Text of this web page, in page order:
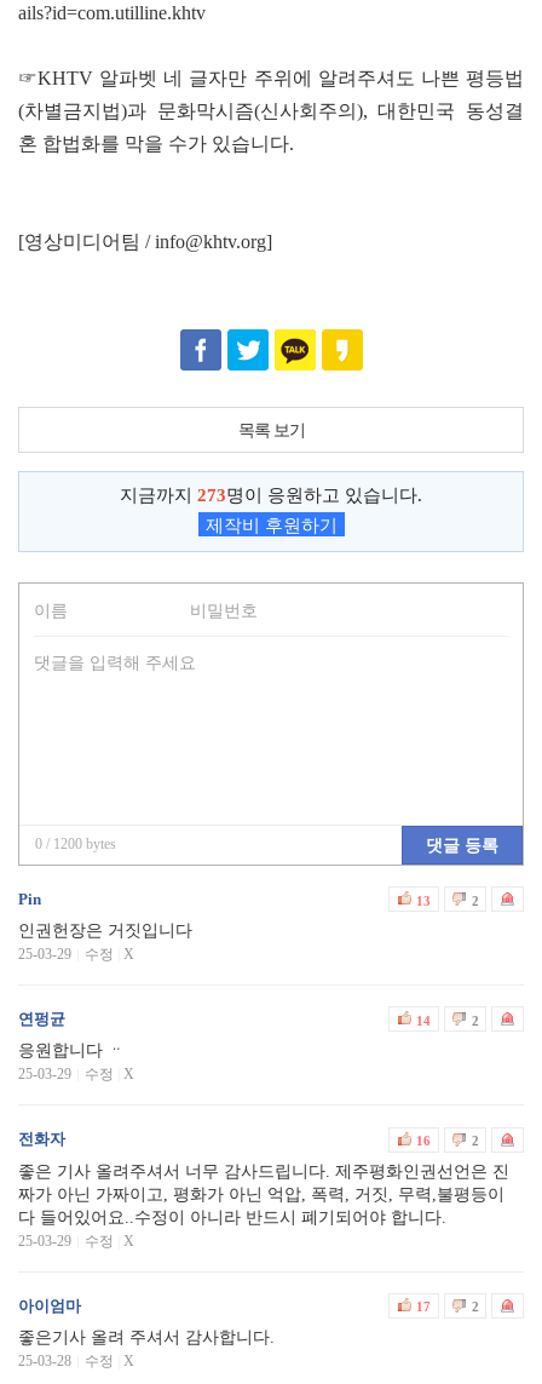
ails?id=com.utilline.khtv
☞KHTV 알파벳 네 글자만 주위에 알려주셔도 나쁜 평등법
(차별금지법)과 문화막시즘(신사회주의), 대한민국 동성결
혼 합법화를 막을 수가 있습니다.
[영상미디어팀 / info@khtv.org]
목록 보기
지금까지 273명이 응원하고 있습니다.
제작비 후원하기
0 / 1200 bytes 댓글 등록
Pin 13 2
인권헌장은 거짓입니다
25-03-29 수정 X
연펑균 14 2
응원합니다 ᆢ
25-03-29 수정 X
전화자 16 2
좋은 기사 올려주셔서 너무 감사드립니다. 제주평화인권선언은 진
짜가 아닌 가짜이고, 평화가 아닌 억압, 폭력, 거짓, 무력,불평등이
다 들어있어요..수정이 아니라 반드시 폐기되어야 합니다.
25-03-29 수정 X
아이엄마 17 2
좋은기사 올려 주셔서 감사합니다.
25-03-28 수정 X